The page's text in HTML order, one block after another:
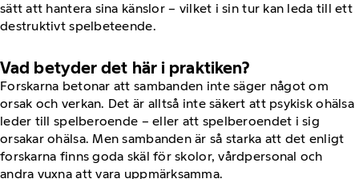
sätt att hantera sina känslor – vilket i sin tur kan leda till ett
destruktivt spelbeteende.
Vad betyder det här i praktiken?
Forskarna betonar att sambanden inte säger något om
orsak och verkan. Det är alltså inte säkert att psykisk ohälsa
leder till spelberoende – eller att spelberoendet i sig
orsakar ohälsa. Men sambanden är så starka att det enligt
forskarna finns goda skäl för skolor, vårdpersonal och
andra vuxna att vara uppmärksamma.